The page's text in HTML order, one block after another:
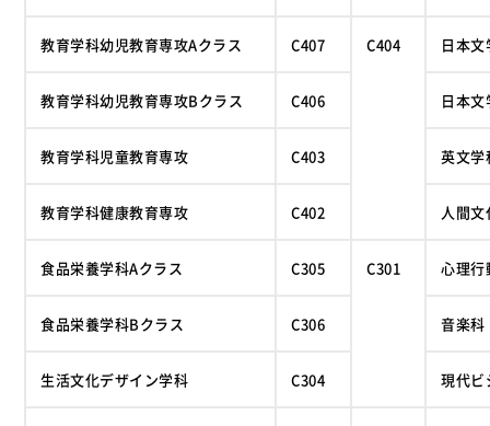
教育学科幼児教育専攻Aクラス C407 C404 日本
教育学科幼児教育専攻Bクラス C406 日本
教育学科児童教育専攻 C403 英文学
教育学科健康教育専攻 C402 人間
食品栄養学科Aクラス C305 C301 心理行
食品栄養学科Bクラス C306 音楽科
生活文化デザイン学科 C304 現代ビ